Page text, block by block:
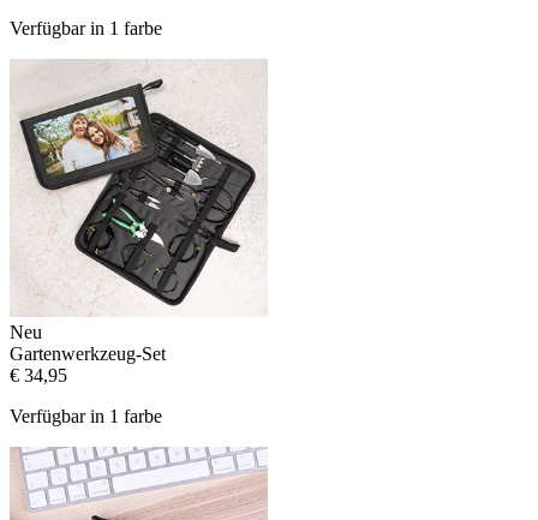
Verfügbar in 1 farbe
Neu
Gartenwerkzeug-Set
€ 34,95
Verfügbar in 1 farbe